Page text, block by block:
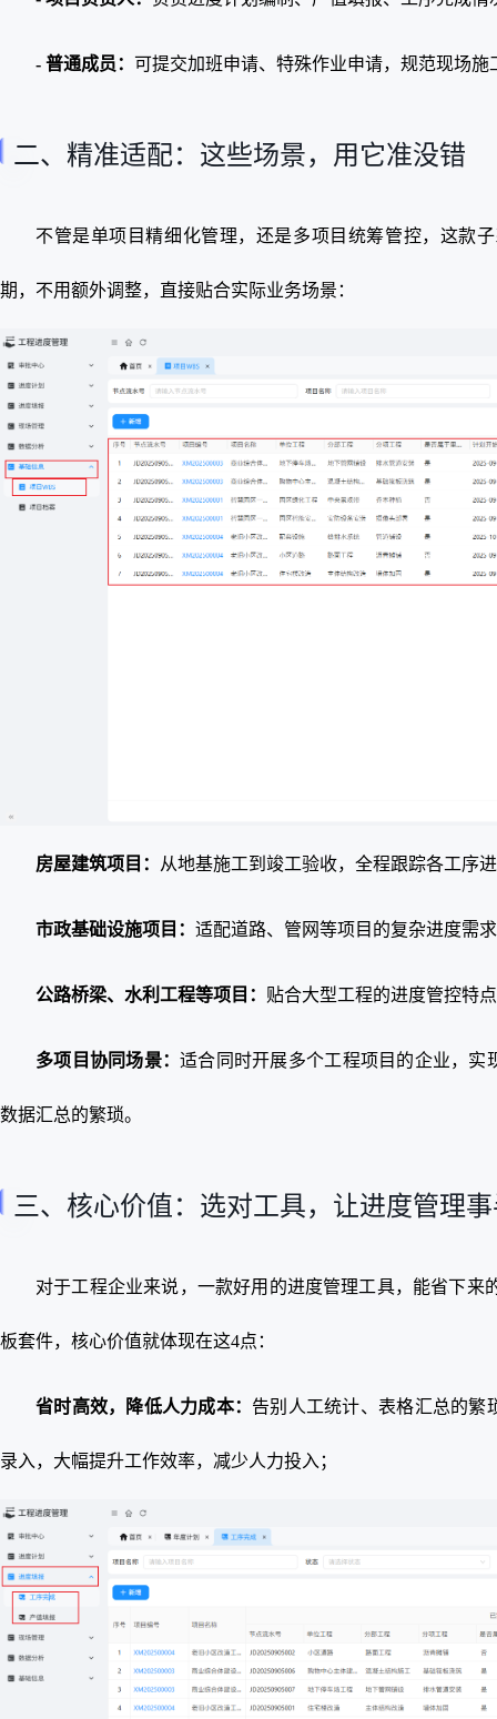
- 普通成员： 可提交加班申请、特殊作业申请，规范现场
二、精准适配：这些场景，用它准没错
不管是单项目精细化管理，还是多项目统筹管控，这款
期，不用额外调整，直接贴合实际业务场景：
房屋建筑项目： 从地基施工到竣工验收，全程跟踪各工序
市政基础设施项目： 适配道路、管网等项目的复杂进度需
公路桥梁、水利工程等项目： 贴合大型工程的进度管控特
多项目协同场景：适合同时开展多个工程项目的企业，实
数据汇总的繁琐。
三、核心价值：选对工具，让进度管理
对于工程企业来说，一款好用的进度管理工具，能省下来
板套件，核心价值就体现在这4点：
省时高效，降低人力成本： 告别人工统计、表格汇总的繁
录入，大幅提升工作效率，减少人力投入；